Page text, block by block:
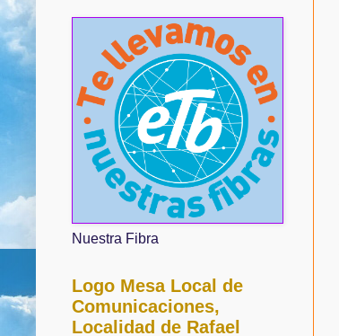
Nuestra Fibra
Logo Mesa Local de
Comunicaciones,
Localidad de Rafael